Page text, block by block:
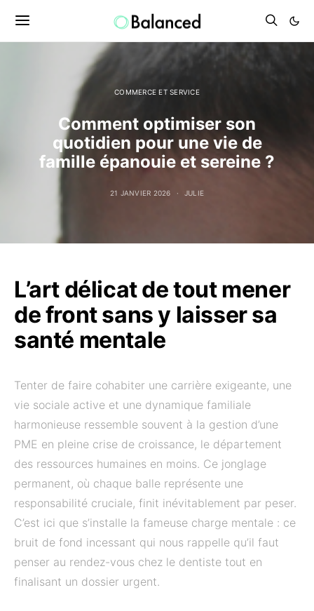
COMMERCE ET SERVICE
Comment optimiser son
quotidien pour une vie de
famille épanouie et sereine ?
21 JANVIER 2026 JULIE
L’art délicat de tout mener
de front sans y laisser sa
santé mentale
Tenter de faire cohabiter une carrière exigeante, une
vie sociale active et une dynamique familiale
harmonieuse ressemble souvent à la gestion d’une
PME en pleine crise de croissance, le département
des ressources humaines en moins. Ce jonglage
permanent, où chaque balle représente une
responsabilité cruciale, finit inévitablement par peser.
C’est ici que s’installe la fameuse charge mentale : ce
bruit de fond incessant qui nous rappelle qu’il faut
penser au rendez-vous chez le dentiste tout en
finalisant un dossier urgent.